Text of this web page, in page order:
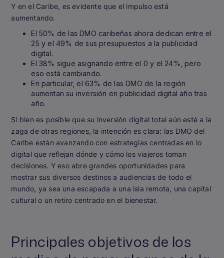
Y en el Caribe, es evidente que el impulso está
aumentando.
El 50% de las DMO caribeñas ahora dedican entre el
25 y el 49% de sus presupuestos a la publicidad
digital.
El 38% sigue asignando entre el 0 y el 24%, pero
eso está cambiando.
En particular, el 63% de las DMO de la región
aumentan su inversión en publicidad digital año tras
año.
Si bien es posible que su inversión digital total aún esté a la
zaga de otras regiones, la intención es clara: las DMO del
Caribe están avanzando con estrategias centradas en lo
digital que reflejan dónde y cómo los viajeros toman
decisiones. Y eso abre grandes oportunidades para
mostrar sus diversos destinos a audiencias de todo el
mundo, ya sea una escapada a una isla remota, una capital
cultural o un retiro centrado en el bienestar.
Principales objetivos de los